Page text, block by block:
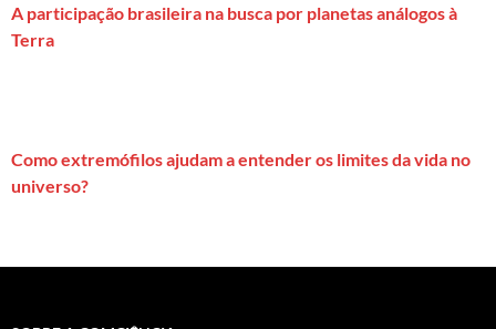
A participação brasileira na busca por planetas análogos à
Terra
Como extremófilos ajudam a entender os limites da vida no
universo?